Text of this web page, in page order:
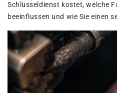
Schlüsseldienst kostet, welche
beeinflussen und wie Sie einen